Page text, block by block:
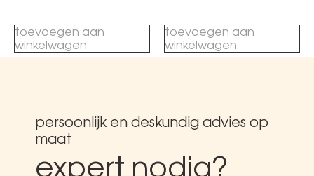
toevoegen aan
winkelwagen
toevoegen aan
winkelwagen
persoonlijk en deskundig advies op
maat
expert nodig?